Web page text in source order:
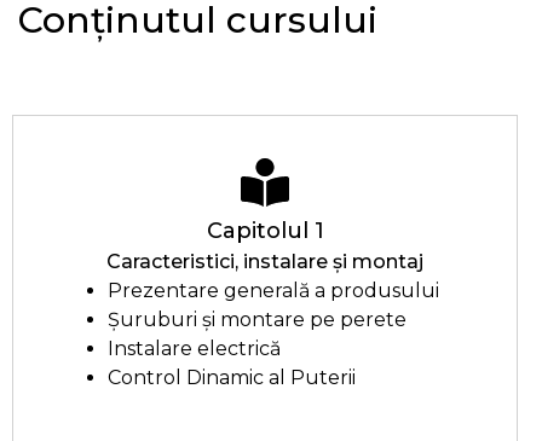
Conținutul cursului
Capitolul 1
Caracteristici, instalare și montaj
Prezentare generală a produsului
Șuruburi și montare pe perete
Instalare electrică
Control Dinamic al Puterii